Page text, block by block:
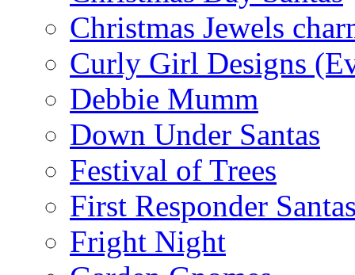
Christmas Jewels
Curly Girl Designs
Debbie Mumm
Down Under Santas
Festival of Trees
First Responder
Fright Night